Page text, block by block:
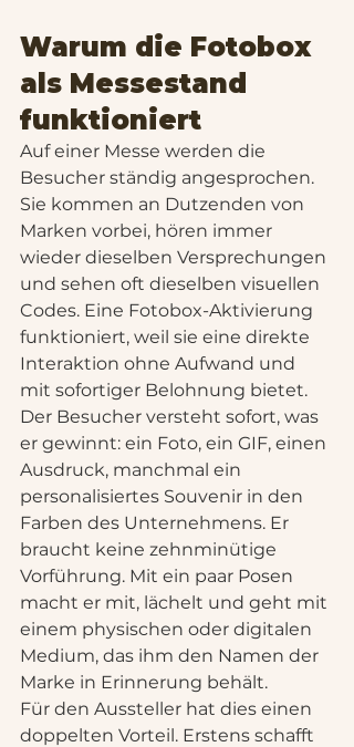
Warum die Fotobox
als Messestand
funktioniert
Auf einer Messe werden die
Besucher ständig angesprochen.
Sie kommen an Dutzenden von
Marken vorbei, hören immer
wieder dieselben Versprechungen
und sehen oft dieselben visuellen
Codes. Eine Fotobox-Aktivierung
funktioniert, weil sie eine direkte
Interaktion ohne Aufwand und
mit sofortiger Belohnung bietet.
Der Besucher versteht sofort, was
er gewinnt: ein Foto, ein GIF, einen
Ausdruck, manchmal ein
personalisiertes Souvenir in den
Farben des Unternehmens. Er
braucht keine zehnminütige
Vorführung. Mit ein paar Posen
macht er mit, lächelt und geht mit
einem physischen oder digitalen
Medium, das ihm den Namen der
Marke in Erinnerung behält.
Für den Aussteller hat dies einen
doppelten Vorteil. Erstens schafft